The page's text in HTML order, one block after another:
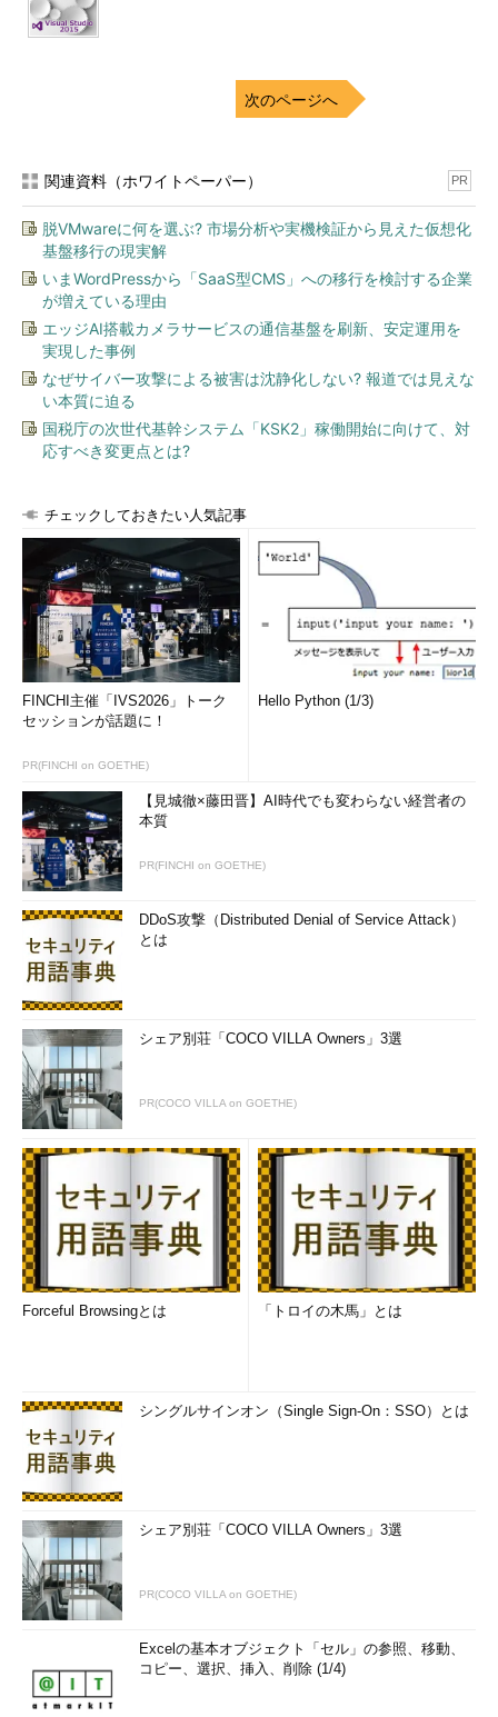
次のページへ
関連資料（ホワイトペーパー） PR
脱VMwareに何を選ぶ? 市場分析や実機検証から見えた仮想化
基盤移行の現実解
いまWordPressから「SaaS型CMS」への移行を検討する企業
が増えている理由
エッジAI搭載カメラサービスの通信基盤を刷新、安定運用を
実現した事例
なぜサイバー攻撃による被害は沈静化しない? 報道では見えな
い本質に迫る
国税庁の次世代基幹システム「KSK2」稼働開始に向けて、対
応すべき変更点とは?
チェックしておきたい人気記事
FINCHI主催「IVS2026」トーク
セッションが話題に！
PR(FINCHI on GOETHE)
Hello Python (1/3)
【見城徹×藤田晋】AI時代でも変わらない経営者の
本質
PR(FINCHI on GOETHE)
DDoS攻撃（Distributed Denial of Service Attack）
とは
シェア別荘「COCO VILLA Owners」3選
PR(COCO VILLA on GOETHE)
Forceful Browsingとは 「トロイの木馬」とは
シングルサインオン（Single Sign-On：SSO）とは
シェア別荘「COCO VILLA Owners」3選
PR(COCO VILLA on GOETHE)
Excelの基本オブジェクト「セル」の参照、移動、
コピー、選択、挿入、削除 (1/4)